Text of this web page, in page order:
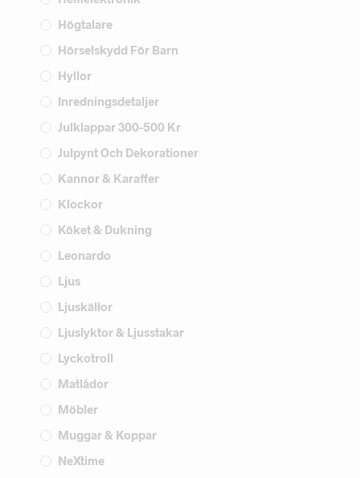
Högtalare
Hörselskydd För Barn
Hyllor
Inredningsdetaljer
Julklappar 300-500 Kr
Julpynt Och Dekorationer
Kannor & Karaffer
Klockor
Köket & Dukning
Leonardo
Ljus
Ljuskällor
Ljuslyktor & Ljusstakar
Lyckotroll
Matlådor
Möbler
Muggar & Koppar
NeXtime